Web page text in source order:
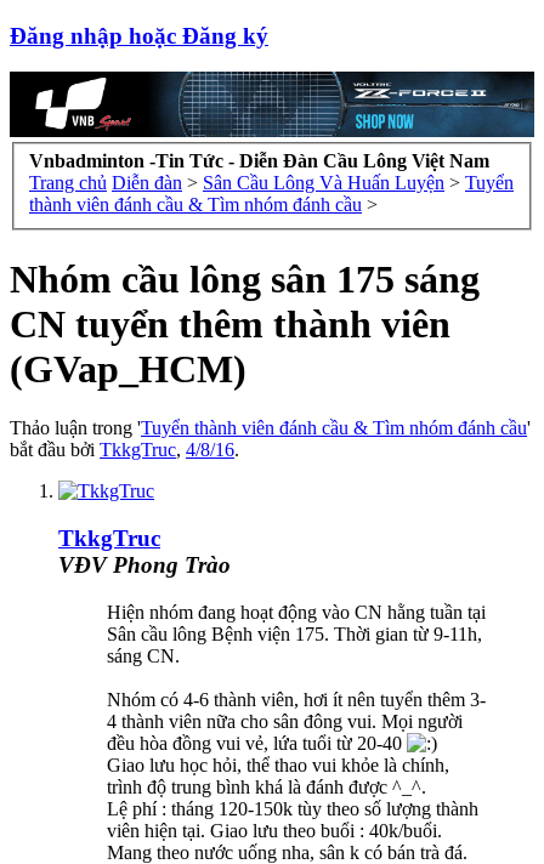
Đăng nhập hoặc Đăng ký
Vnbadminton -Tin Tức - Diễn Đàn Cầu Lông Việt Nam
Trang chủ Diễn đàn > Sân Cầu Lông Và Huấn Luyện > Tuyển
thành viên đánh cầu & Tìm nhóm đánh cầu >
Nhóm cầu lông sân 175 sáng
CN tuyển thêm thành viên
(GVap_HCM)
Thảo luận trong 'Tuyển thành viên đánh cầu & Tìm nhóm đánh cầu'
bắt đầu bởi TkkgTruc, 4/8/16.
TkkgTruc
VĐV Phong Trào
Hiện nhóm đang hoạt động vào CN hằng tuần tại
Sân cầu lông Bệnh viện 175. Thời gian từ 9-11h,
sáng CN.
Nhóm có 4-6 thành viên, hơi ít nên tuyển thêm 3-
4 thành viên nữa cho sân đông vui. Mọi người
đều hòa đồng vui vẻ, lứa tuổi từ 20-40
Giao lưu học hỏi, thể thao vui khỏe là chính,
trình độ trung bình khá là đánh được ^_^.
Lệ phí : tháng 120-150k tùy theo số lượng thành
viên hiện tại. Giao lưu theo buổi : 40k/buổi.
Mang theo nước uống nha, sân k có bán trà đá.